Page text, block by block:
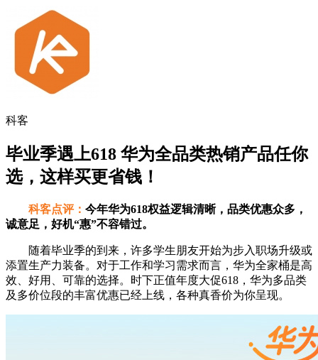
科客
毕业季遇上618 华为全品类热销产品任你
选，这样买更省钱！
科客点评： 今年华为618权益逻辑清晰，品类优惠众多，
诚意足，好机“惠”不容错过。
随着毕业季的到来，许多学生朋友开始为步入职场升级或
添置生产力装备。对于工作和学习需求而言，华为全家桶是高
效、好用、可靠的选择。时下正值年度大促618，华为多品类
及多价位段的丰富优惠已经上线，各种真香价为你呈现。